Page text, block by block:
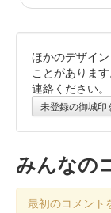
桃井城
大藪城（
大藪城（
ほかのデザイ
ことがありま
連絡ください。
未登録の御城印
みんなの
最初のコメント